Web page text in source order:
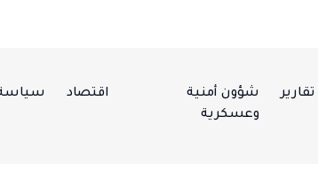
تقارير
شؤون أمنية
وعسكرية
اقتصاد